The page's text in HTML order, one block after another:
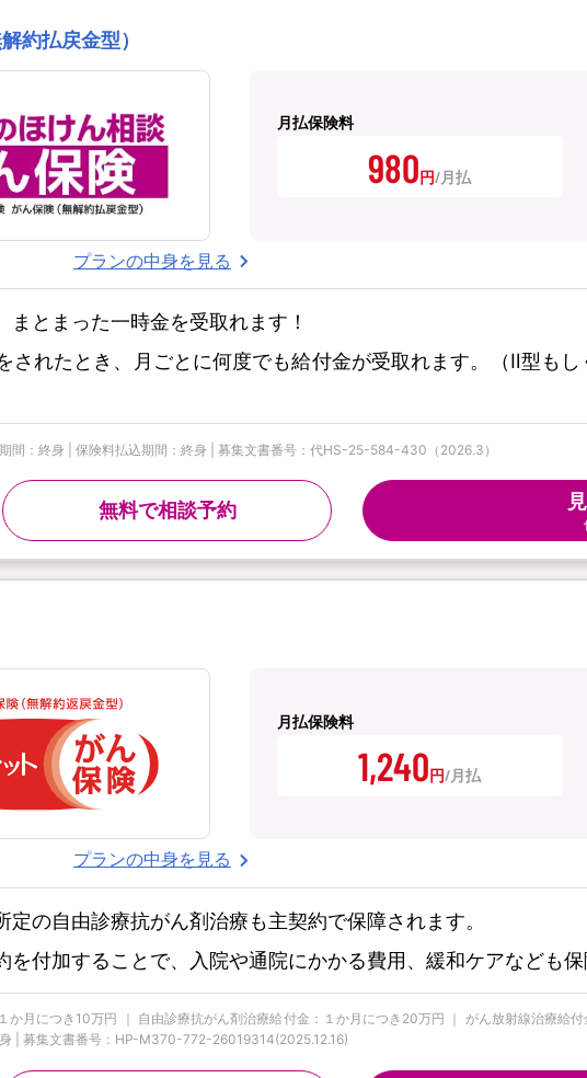
約払戻金型）
月払保険料
980円
プランの中身を見る
とまった一時金を受取れます！
されたとき、月ごとに何度でも給付金が受取れます。（Ⅱ型も
間：終身 | 保険料払込期間：終身 | 募集文書番号：代HS-25-584-430（2026.3）
無料で相談予約
月払保険料
1,240円
プランの中身を見る
の自由診療抗がん剤治療も主契約で保障されます。
を付加することで、入院や通院にかかる費用、緩和ケアなども保
か月につき10万円 ｜ 自由診療抗がん剤治療給付金：１か月につき20万円 ｜ がん放射線治療給
| 募集文書番号：HP-M370-772-26019314(2025.12.16)